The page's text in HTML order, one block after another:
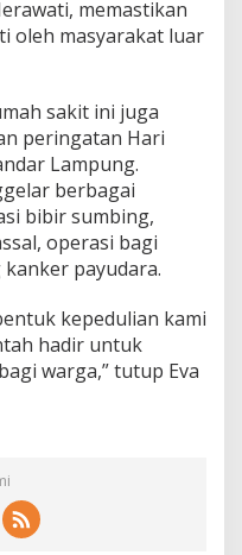
memastikan
oleh masyarakat luar
sakit ini juga
peringatan Hari
Lampung.
berbagai
bibir sumbing,
operasi bagi
payudara.
kepedulian kami
hadir untuk
warga,” tutup Eva